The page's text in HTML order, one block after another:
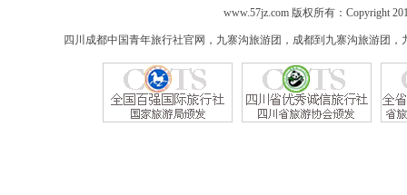
www.57jz.com 版权所有：Copyright
四川成都中国青年旅行社官网 ， 九寨沟旅游团 ， 成都到九寨沟旅游团 ，